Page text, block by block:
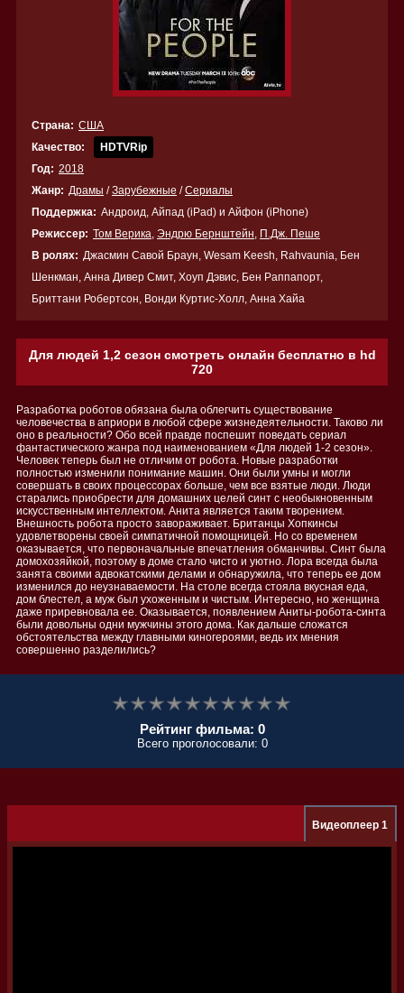
Страна: США
Качество:
HDTVRip
Год: 2018
Жанр: Драмы /Зарубежные /Сериалы
Поддержка: Андроид, Айпад (iPad) и Айфон (iPhone)
Режиссер: Том Верика, Эндрю Бернштейн, П.Дж. Пеше
В ролях: Джасмин Савой Браун, Wesam Keesh, Rahvaunia, Бен
Шенкман, Анна Дивер Смит, Хоуп Дэвис, Бен Раппапорт,
Бриттани Робертсон, Вонди Куртис-Холл, Анна Хайа
Для людей 1,2 сезон смотреть онлайн бесплатно в hd
720
Разработка роботов обязана была облегчить существование
человечества в априори в любой сфере жизнедеятельности. Таково ли
оно в реальности? Обо всей правде поспешит поведать сериал
фантастического жанра под наименованием «Для людей 1-2 сезон».
Человек теперь был не отличим от робота. Новые разработки
полностью изменили понимание машин. Они были умны и могли
совершать в своих процессорах больше, чем все взятые люди. Люди
старались приобрести для домашних целей синт с необыкновенным
искусственным интеллектом. Анита является таким творением.
Внешность робота просто завораживает. Британцы Хопкинсы
удовлетворены своей симпатичной помощницей. Но со временем
оказывается, что первоначальные впечатления обманчивы. Синт была
домохозяйкой, поэтому в доме стало чисто и уютно. Лора всегда была
занята своими адвокатскими делами и обнаружила, что теперь ее дом
изменился до неузнаваемости. На столе всегда стояла вкусная еда,
дом блестел, а муж был ухоженным и чистым. Интересно, но женщина
даже приревновала ее. Оказывается, появлением Аниты-робота-синта
были довольны одни мужчины этого дома. Как дальше сложатся
обстоятельства между главными киногероями, ведь их мнения
совершенно разделились?
Рейтинг фильма: 0
Всего проголосовали: 0
Видеоплеер 1